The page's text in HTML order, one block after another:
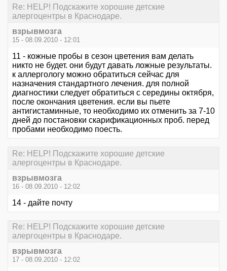
Re: HELP! Подскажите хорошие детские
алергоцентры в Краснодаре.
взрывмозга
15 - 08.09.2010 - 12:01
11 - кожные пробы в сезон цветения вам делать
никто не будет. они будут давать ложные результаты.
к аллергологу можно обратиться сейчас для
назначения стандартного лечения. для полной
диагностики следует обратиться с середины октября,
после окончания цветения. если вы пьете
антигистаминные, то необходимо их отменить за 7-10
дней до постановки скарификационных проб. перед
пробами необходимо поесть.
Re: HELP! Подскажите хорошие детские
алергоцентры в Краснодаре.
взрывмозга
16 - 08.09.2010 - 12:02
14 - дайте почту
Re: HELP! Подскажите хорошие детские
алергоцентры в Краснодаре.
взрывмозга
17 - 08.09.2010 - 12:02